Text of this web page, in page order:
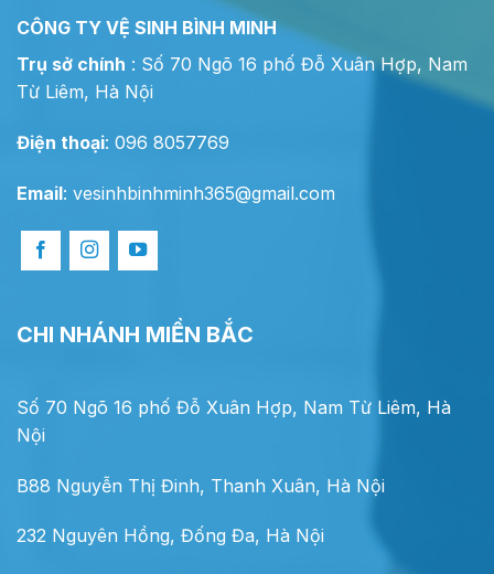
CÔNG TY VỆ SINH BÌNH MINH
Trụ sở chính : Số 70 Ngõ 16 phố Đỗ Xuân Hợp, Nam
Từ Liêm, Hà Nội
Điện thoại: 096 8057769
Email: vesinhbinhminh365@gmail.com
CHI NHÁNH MIỀN BẮC
Số 70 Ngõ 16 phố Đỗ Xuân Hợp, Nam Từ Liêm, Hà
Nội
B88 Nguyễn Thị Đinh, Thanh Xuân, Hà Nội
232 Nguyên Hồng, Đống Đa, Hà Nội